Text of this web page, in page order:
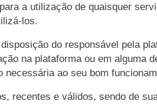
a utilização de quaisquer
los.
do responsável pela
na plataforma ou em alguma
ao seu bom
recentes e válidos, sendo de